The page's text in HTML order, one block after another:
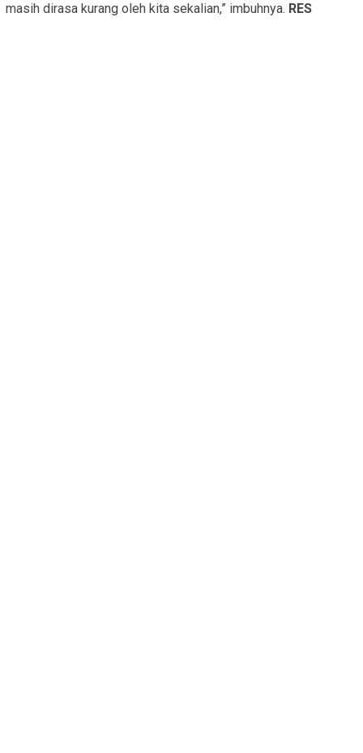
masih dirasa kurang oleh kita sekalian,” imbuhnya. RES